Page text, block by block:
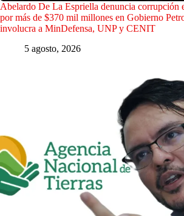
Abelardo De La Espriella denuncia corrupción
por más de $370 mil millones en Gobierno
involucra a MinDefensa, UNP y CENIT
5 agosto, 2026